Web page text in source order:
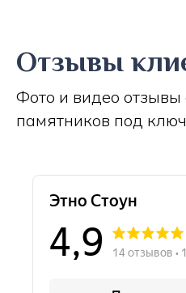
Отзывы
Фото и видео отзывы
памятников под ключ